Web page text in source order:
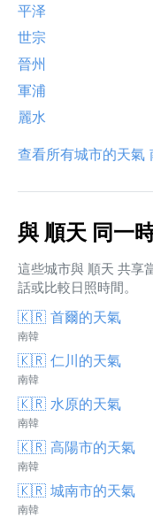
平泽
世宗
晉州
軍浦
麗水
查看所有城市的天氣
與 順天 同一
這些城市與 順天 共
話或比較日照時間。
🇰🇷 首爾的天氣
南韓
🇰🇷 仁川的天氣
南韓
🇰🇷 水原的天氣
南韓
🇰🇷 高陽市的天氣
南韓
🇰🇷 城南市的天氣
南韓